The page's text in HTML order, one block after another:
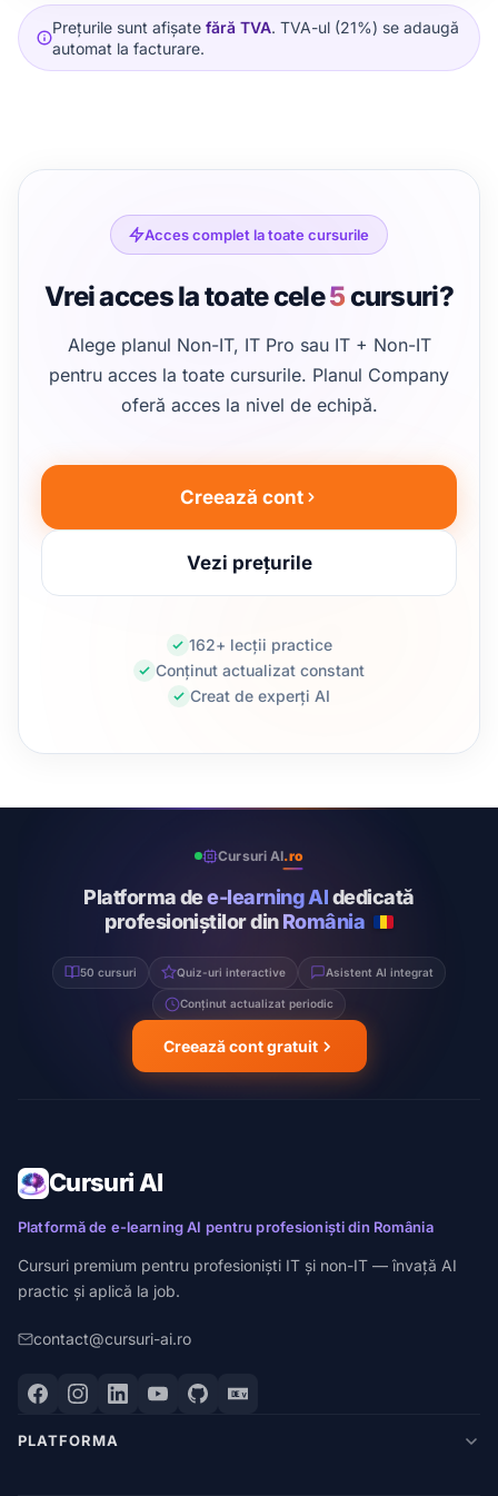
Prețurile sunt afișate fără TVA. TVA-ul (21%) se adaugă
automat la facturare.
Acces complet la toate cursurile
Vrei acces la toate cele5cursuri?
Alege planul Non-IT, IT Pro sau IT + Non-IT
pentru acces la toate cursurile. Planul Company
oferă acces la nivel de echipă.
Creează cont
Vezi prețurile
162+ lecții practice
Conținut actualizat constant
Creat de experți AI
Cursuri AI.ro
Platforma dee-learning AIdedicată
profesioniștilor dinRomânia
50 cursuri Quiz-uri interactive Asistent AI integrat
Conținut actualizat periodic
Creează cont gratuit
Cursuri AI
Platformă de e-learning AI pentru profesioniști din România
Cursuri premium pentru profesioniști IT și non-IT — învață AI
practic și aplică la job.
contact@cursuri-ai.ro
PLATFORMA